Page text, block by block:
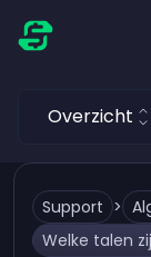
Overzicht
Support >